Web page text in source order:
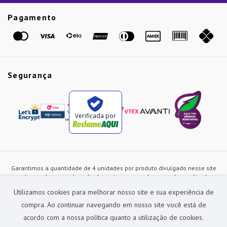
Utilizamos cookies para melhorar nosso site e sua experiência de
compra. Ao continuar navegando em nosso site você está de
acordo com a nossa política quanto a utilização de cookies.
Pagamento
Segurança
Verificada por
Garantimos a quantidade de 4 unidades por produto divulgado nesse site
ou de acordo com a duração dos estoques, sendo as vendas realizadas
alterados a qualquer instante sem prévia comunicação e são exclusivos
para a loja virtual, não restando nenhuma obrigação de prática similar nas
lojas físicas da rede Preçolandia. Todas as imagens dos produtos são
meramente ilustrativas.